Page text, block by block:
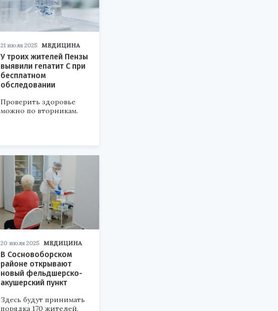
21 июля 2025 МЕДИЦИНА
У троих жителей Пензы
выявили гепатит С при
бесплатном
обследовании
Проверить здоровье
можно по вторникам.
20 июля 2025 МЕДИЦИНА
В Сосновоборском
районе открывают
новый фельдшерско-
акушерский пункт
Здесь будут принимать
порядка 170 жителей.